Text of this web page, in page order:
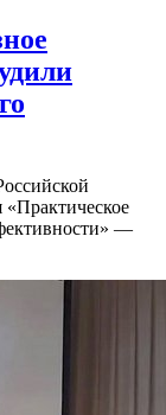
«Практическое
—